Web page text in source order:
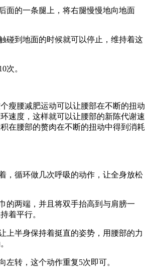
面的一条腿上，将右腿慢慢地向地面
碰到地面的时候就可以停止，维持着这
次。
瘦腰减肥运动可以让腰部在不断的扭动
速度，这样就可以让腰部的新陈代谢速
在腰部的赘肉在不断的扭动中得到消耗
，循环做几次呼吸的动作，让全身放松
的两端，并且将双手抬高到与肩膀一
着平行。
上半身保持着挺直的姿势，用腰部的力
左转，这个动作重复5次即可。